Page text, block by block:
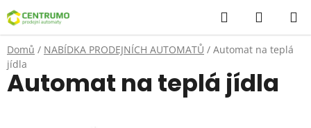
Přejít
na
obsah
Hledat
KOŠÍK
Domů / NABÍDKA PRODEJNÍCH AUTOMATŮ / Automat na teplá
jídla
Automat na teplá jídla